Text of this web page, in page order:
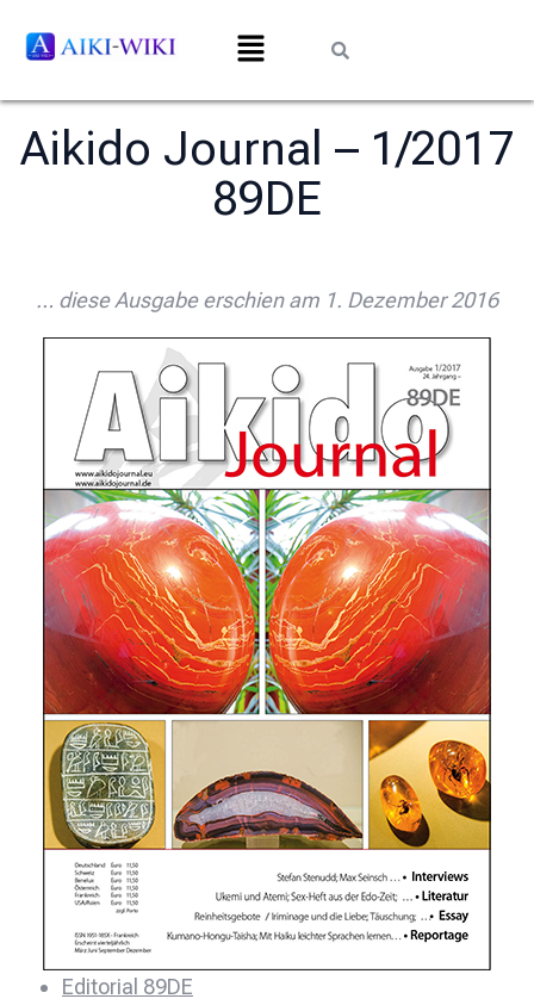
Aikido Journal – 1/2017
89DE
… diese Ausgabe erschien am 1. Dezember 2016
Editorial 89DE